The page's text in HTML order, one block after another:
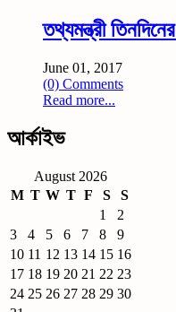
তথ্যমন্ত্রী
June 01, 2017
(0) Comments
Read more...
আর্কাইভ
August 2026
M T W T F S
S
1
2
3
4 5 6 7 8
9
10 11 12 13 14 15 16
17 18 19 20 21 22 23
24 25 26 27 28 29 30